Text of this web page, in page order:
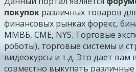
покупок различных товаров
финансовых рынках форекс,
ММВБ, CME, NYS. Торговые
роботы), торговые системы и
видеокурсы и т.д. Это дает вам
совместно выкупать